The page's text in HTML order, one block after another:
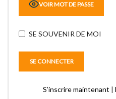
VOIR MOT DE PASSE
SE SOUVENIR DE MOI
S’inscrire maintenant |